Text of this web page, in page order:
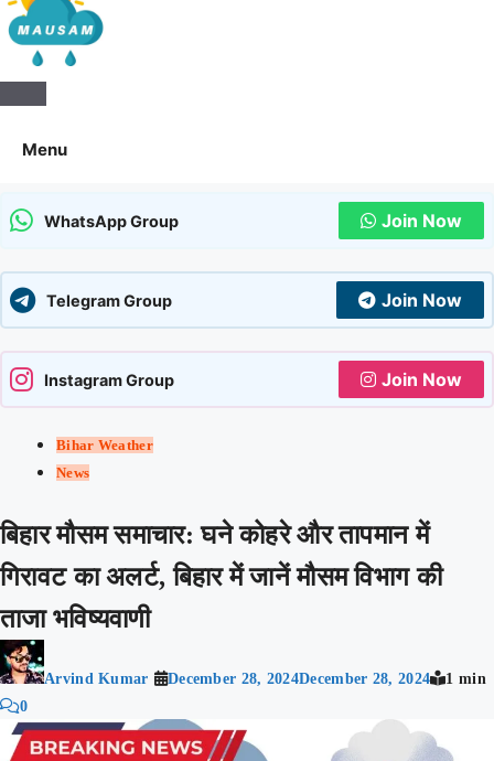
Aaj Ka Mausam | आज का
मौसम | कल का मौसम की जानकारी
Menu
WhatsApp Group Join Now
Telegram Group Join Now
Instagram Group Join Now
Bihar Weather
News
बिहार मौसम समाचार: घने कोहरे और तापमान में
गिरावट का अलर्ट, बिहार में जानें मौसम विभाग की
ताजा भविष्यवाणी
Arvind Kumar December 28, 2024December 28, 2024
1 min
0